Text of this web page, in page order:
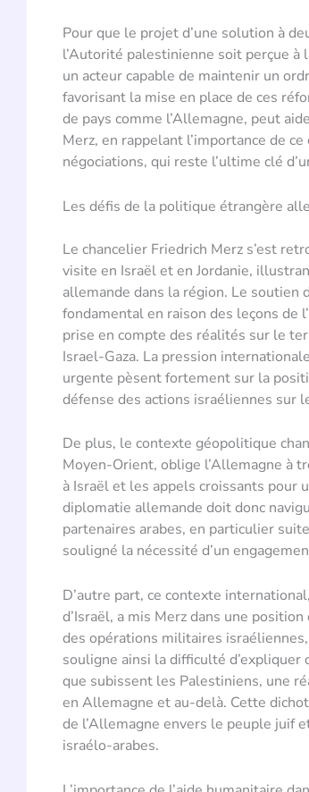
Pour que le projet d’une solution à
l’Autorité palestinienne soit perçue
un acteur capable de maintenir un
favorisant la mise en place de ces
de pays comme l’Allemagne, peut
Merz, en rappelant l’importance de
négociations, qui reste l’ultime clé
Les défis de la politique étrangère
Le chancelier Friedrich Merz s’est
visite en Israël et en Jordanie,
allemande dans la région. Le soutien
fondamental en raison des leçons de
prise en compte des réalités sur le
Israel-Gaza. La pression
urgente pèsent fortement sur la
défense des actions israéliennes sur
De plus, le contexte géopolitique
Moyen-Orient, oblige l’Allemagne à
à Israël et les appels croissants pour
diplomatie allemande doit donc
partenaires arabes, en particulier
souligné la nécessité d’un
D’autre part, ce contexte
d’Israël, a mis Merz dans une
des opérations militaires
souligne ainsi la difficulté
que subissent les Palestiniens, une
en Allemagne et au-delà. Cette
de l’Allemagne envers le peuple juif
israélo-arabes.